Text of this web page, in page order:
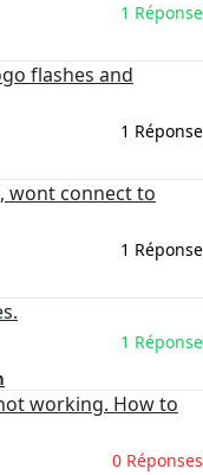
1 Réponse
flashes and
1 Réponse
wont connect to
1 Réponse
1 Réponse
working. How to
0 Réponses